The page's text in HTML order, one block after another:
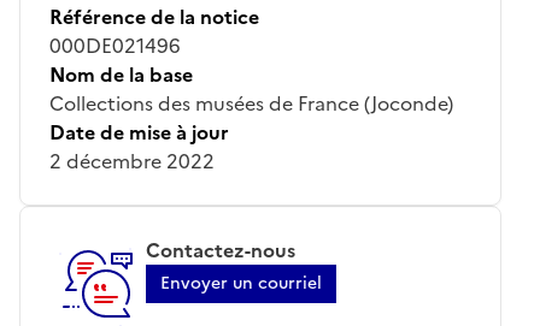
Référence de la notice
000DE021496
Nom de la base
Collections des musées de France (Joconde)
Date de mise à jour
2 décembre 2022
Contactez-nous
Envoyer un courriel